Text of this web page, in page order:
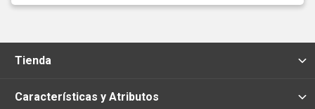
Tienda
Características y Atributos